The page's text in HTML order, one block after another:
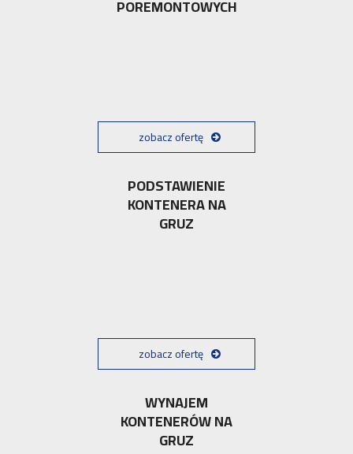
POREMONTOWYCH
zobacz ofertę
PODSTAWIENIE
KONTENERA NA
GRUZ
zobacz ofertę
WYNAJEM
KONTENERÓW NA
GRUZ